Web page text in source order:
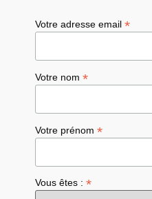
Votre adresse email*
Votre nom*
Votre prénom*
Vous êtes :*